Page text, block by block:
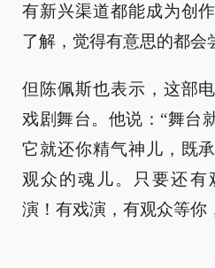
有新兴渠道都能成为创
了解，觉得有意思的都会
但陈佩斯也表示，这部
戏剧舞台。他说：“舞台
它就还你精气神儿，既
观众的魂儿。只要还有
演！有戏演，有观众等你